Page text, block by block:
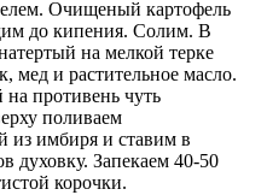
Очищеный картофель
до кипения. Солим. В
на мелкой терке
мед и растительное масло.
противень чуть
поливаем
из имбиря и ставим в
духовку. Запекаем 40-50
корочки.